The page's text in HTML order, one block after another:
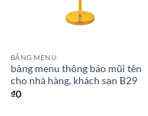
BẢNG MENU
bảng menu thông báo mũi tên
cho nhà hàng, khách sạn B29
₫0